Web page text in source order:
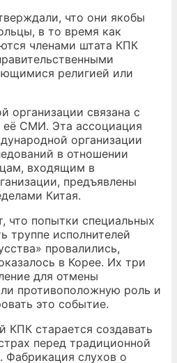
что они якобы
в то время как
членами штата КПК
религией или
организации связана с
СМИ. Эта ассоциация
организации
в отношении
входящим в
предъявлены
Китая.
что попытки специальных
труппе исполнителей
провалились,
в Корее. Их три
для отмены
противоположную роль и
это событие.
КПК старается создавать
перед традиционной
Фабрикация слухов о